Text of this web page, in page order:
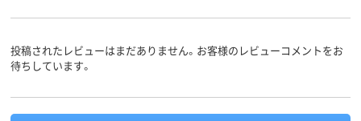
投稿されたレビューはまだありません。お客様のレビューコメントをお
待ちしています。